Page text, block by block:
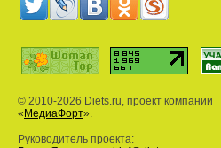
© 2010-2026 Diets.ru, проект компании
« МедиаФорт».
Руководитель проекта: